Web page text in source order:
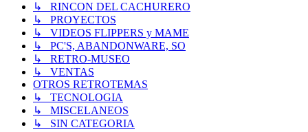
↳ RINCON DEL CACHURERO
↳ PROYECTOS
↳ VIDEOS FLIPPERS y MAME
↳ PC'S, ABANDONWARE, SO
↳ RETRO-MUSEO
↳ VENTAS
OTROS RETROTEMAS
↳ TECNOLOGIA
↳ MISCELANEOS
↳ SIN CATEGORIA